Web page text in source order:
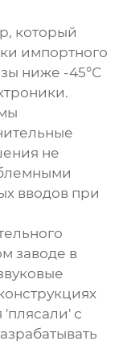
который
импортного
ниже -45°С
не
вводов при
заводе в
с